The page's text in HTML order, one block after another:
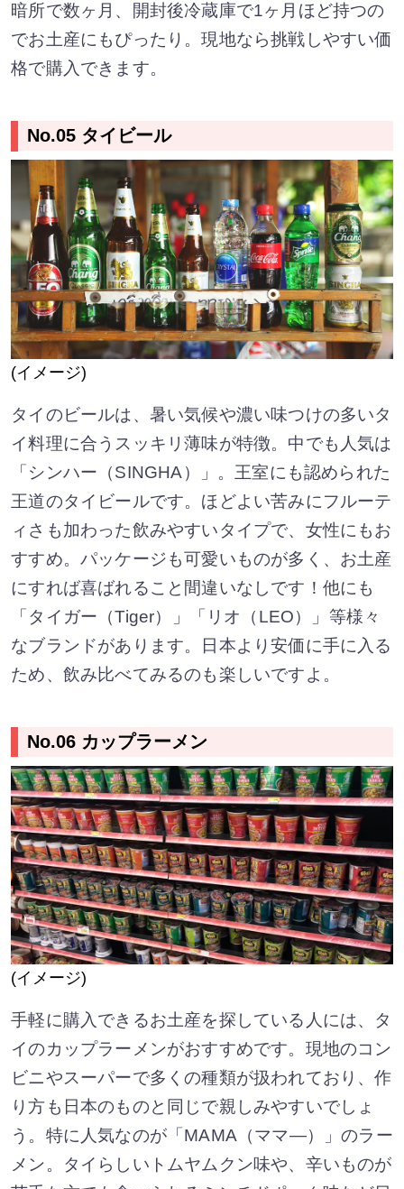
暗所で数ヶ月、開封後冷蔵庫で1ヶ月ほど持つの
でお土産にもぴったり。現地なら挑戦しやすい価
格で購入できます。
No.05 タイビール
(イメージ)
タイのビールは、暑い気候や濃い味つけの多いタ
イ料理に合うスッキリ薄味が特徴。中でも人気は
「シンハー（SINGHA）」。王室にも認められた
王道のタイビールです。ほどよい苦みにフルーテ
ィさも加わった飲みやすいタイプで、女性にもお
すすめ。パッケージも可愛いものが多く、お土産
にすれば喜ばれること間違いなしです！他にも
「タイガー（Tiger）」「リオ（LEO）」等様々
なブランドがあります。日本より安価に手に入る
ため、飲み比べてみるのも楽しいですよ。
No.06 カップラーメン
(イメージ)
手軽に購入できるお土産を探している人には、タ
イのカップラーメンがおすすめです。現地のコン
ビニやスーパーで多くの種類が扱われており、作
り方も日本のものと同じで親しみやすいでしょ
う。特に人気なのが「MAMA（ママ―）」のラー
メン。タイらしいトムヤムクン味や、辛いものが